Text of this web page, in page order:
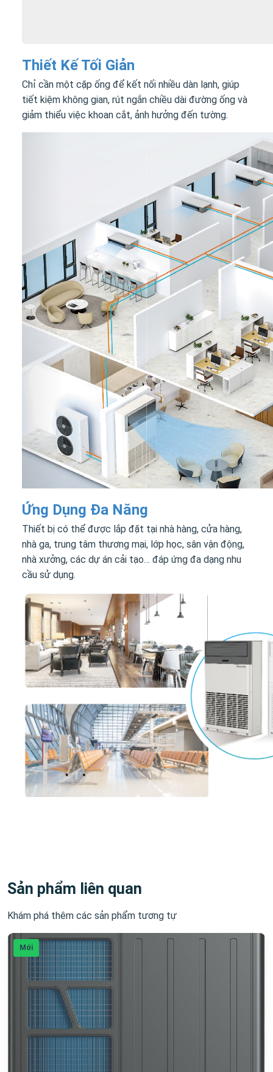
Thiết Kế Tối Giản
Chỉ cần một cặp ống để kết nối nhiều dàn lạnh, giúp
tiết kiệm không gian, rút ngắn chiều dài đường ống và
giảm thiểu việc khoan cắt, ảnh hưởng đến tường.
Ứng Dụng Đa Năng
Thiết bị có thể được lắp đặt tại nhà hàng, cửa hàng,
nhà ga, trung tâm thương mại, lớp học, sân vận động,
nhà xưởng, các dự án cải tạo… đáp ứng đa dạng nhu
cầu sử dụng.
Sản phẩm liên quan
Khám phá thêm các sản phẩm tương tự
Mới